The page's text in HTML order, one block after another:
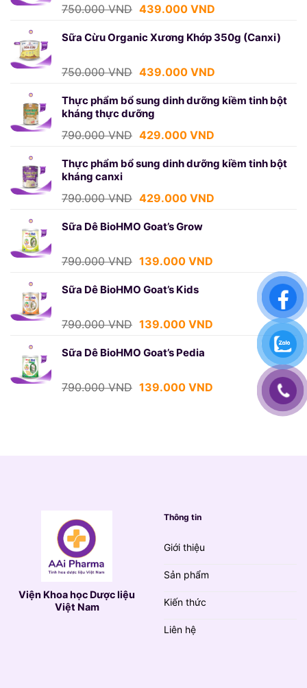
750.000VND Giá
là:
439.000 VNDGiá
tại
Sữa Cừu Organic Xương Khớp 350g (Canxi)
750.000VND Giá
là:
750.000 VND.
439.000 VNDGiá
tại
Thực phẩm bổ sung dinh dưỡng kiềm tinh bột
kháng thực dưỡng
790.000VND Giá
là:
429.000 VNDGiá
tại
Thực phẩm bổ sung dinh dưỡng kiềm tinh bột
kháng canxi
790.000VND Giá
là:
429.000 VNDGiá
Sữa Dê BioHMO Goat’s Grow
790.000VND Giá
là:
139.000 VNDGiá
139.000 VND.
Sữa Dê BioHMO Goat’s Kids
790.000VND Giá
là:
139.000 VNDGiá
139.000 VND.
Sữa Dê BioHMO Goat’s Pedia
790.000VND Giá
139.000 VNDGiá
Viện Khoa học Dược liệu
Việt Nam
Thông tin
Giới thiệu
Sản phẩm
Kiến thức
Liên hệ